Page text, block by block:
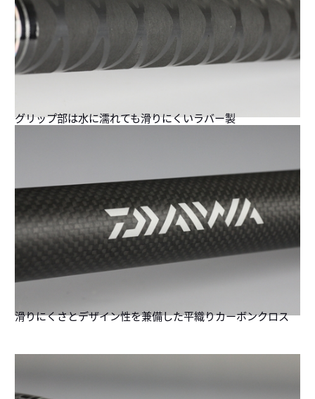
グリップ部は水に濡れても滑りにくいラバー製
滑りにくさとデザイン性を兼備した平織りカーボンクロス